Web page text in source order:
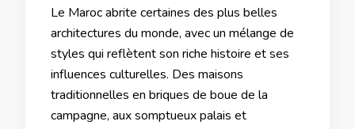
Le Maroc abrite certaines des plus belles
architectures du monde, avec un mélange de
styles qui reflètent son riche histoire et ses
influences culturelles. Des maisons
traditionnelles en briques de boue de la
campagne, aux somptueux palais et